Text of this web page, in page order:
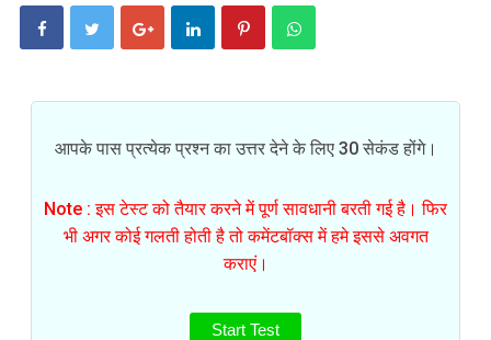
आपके पास प्रत्येक प्रश्न का उत्तर देने के लिए 30 सेकंड होंगे।
Note : इस टेस्ट को तैयार करने में पूर्ण सावधानी बरती गई है। फिर
भी अगर कोई गलती होती है तो कमेंटबॉक्स में हमे इससे अवगत
कराएं।
Start Test